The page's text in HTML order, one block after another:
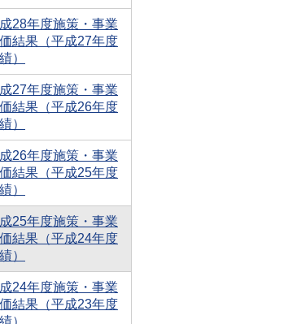
28年度施策・事業
結果（平成27年度
）
27年度施策・事業
結果（平成26年度
）
26年度施策・事業
結果（平成25年度
）
25年度施策・事業
結果（平成24年度
）
24年度施策・事業
結果（平成23年度
）